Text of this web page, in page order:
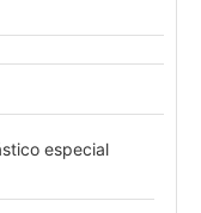
especial